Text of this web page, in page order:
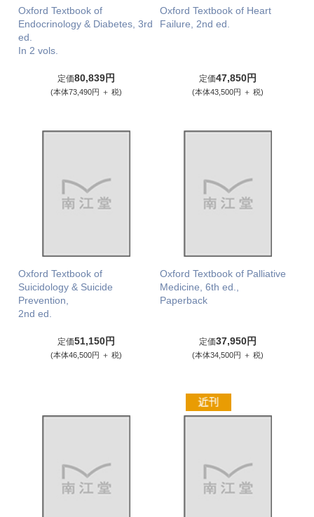
Oxford Textbook of
Endocrinology & Diabetes, 3rd
ed.
In 2 vols.
定価80,839円
(本体73,490円 ＋ 税)
Oxford Textbook of Heart
Failure, 2nd ed.
定価47,850円
(本体43,500円 ＋ 税)
Oxford Textbook of
Suicidology & Suicide
Prevention,
2nd ed.
定価51,150円
(本体46,500円 ＋ 税)
Oxford Textbook of Palliative
Medicine, 6th ed.,
Paperback
定価37,950円
(本体34,500円 ＋ 税)